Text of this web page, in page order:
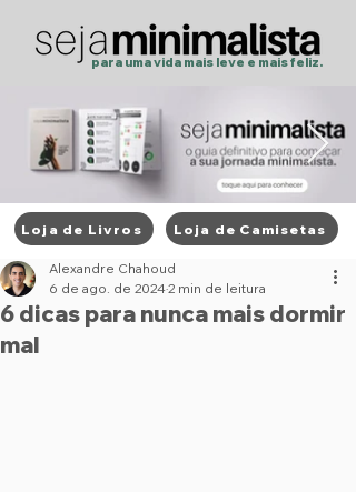
para uma vida mais leve e mais feliz.
Post
6 dicas para nunca mais dormir
mal
Alexandre Chahoud
6 de ago. de 20242 min de leitura
Loja de Livros Loja de Camisetas